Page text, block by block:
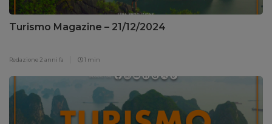
Turismo Magazine – 21/12/2024
Redazione 2 anni fa 1 min